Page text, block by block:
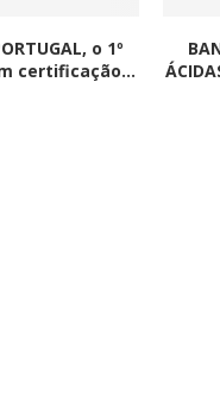
o 1º
certificação...
Ironhack junta-se